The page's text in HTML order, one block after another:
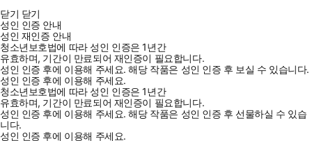
닫기 닫기
성인 인증 안내
성인 재인증 안내
청소년보호법에 따라 성인 인증은 1년간
유효하며, 기간이 만료되어 재인증이 필요합니다.
성인 인증 후에 이용해 주세요.해당 작품은 성인 인증 후 보실 수 있습니다.
성인 인증 후에 이용해 주세요.
청소년보호법에 따라 성인 인증은 1년간
유효하며, 기간이 만료되어 재인증이 필요합니다.
성인 인증 후에 이용해 주세요.해당 작품은 성인 인증 후 선물하실 수 있습
니다.
성인 인증 후에 이용해 주세요.